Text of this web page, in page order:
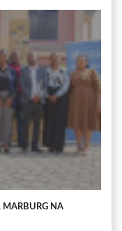
MARBURG NA